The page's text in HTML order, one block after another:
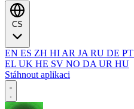
EN ES ZH HI AR JA RU DE PT
EL UK HE SV NO DA UR HU
Stáhnout aplikaci